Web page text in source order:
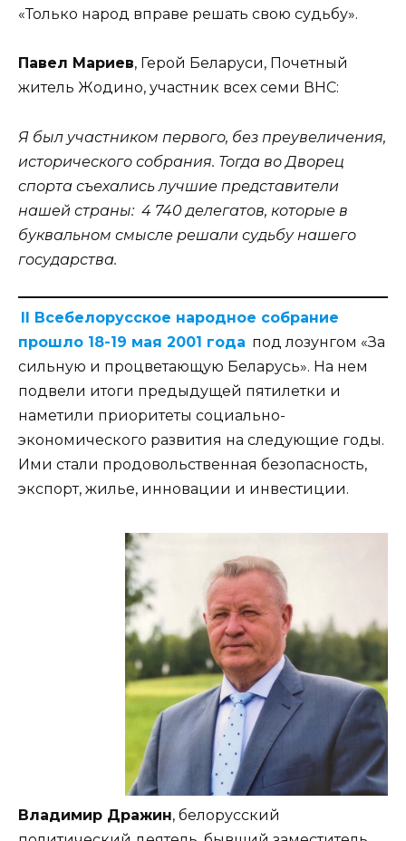
«Только народ вправе решать свою судьбу».
Павел Мариев, Герой Беларуси, Почетный
житель Жодино, участник всех семи ВНС:
Я был участником первого, без преувеличения,
исторического собрания. Тогда во Дворец
спорта съехались лучшие представители
нашей страны: 4 740 делегатов, которые в
буквальном смысле решали судьбу нашего
государства.
II Всебелорусское народное собрание
прошло 18-19 мая 2001 года под лозунгом «За
сильную и процветающую Беларусь». На нем
подвели итоги предыдущей пятилетки и
наметили приоритеты социально-
экономического развития на следующие годы.
Ими стали продовольственная безопасность,
экспорт, жилье, инновации и инвестиции.
Владимир Дражин, белорусский